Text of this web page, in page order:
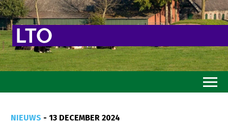
NIEUWS - 13 DECEMBER 2024